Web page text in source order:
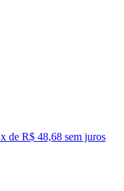
x de R$ 48,68 sem juros